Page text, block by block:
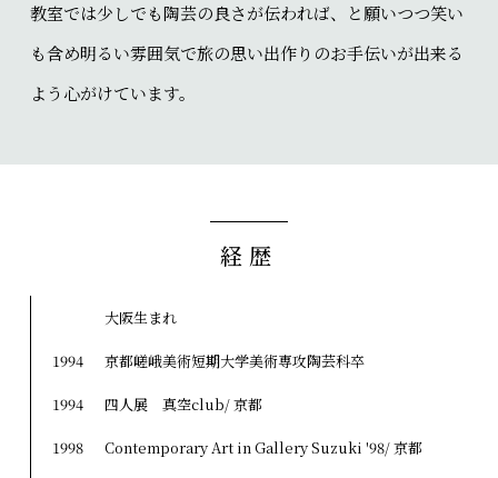
教室では少しでも陶芸の良さが伝われば、と願いつつ笑い
も含め明るい雰囲気で旅の思い出作りのお手伝いが出来る
よう心がけています。
経歴
大阪生まれ
1994 京都嵯峨美術短期大学美術専攻陶芸科卒
1994 四人展 真空club/ 京都
1998 Contemporary Art in Gallery Suzuki '98/ 京都